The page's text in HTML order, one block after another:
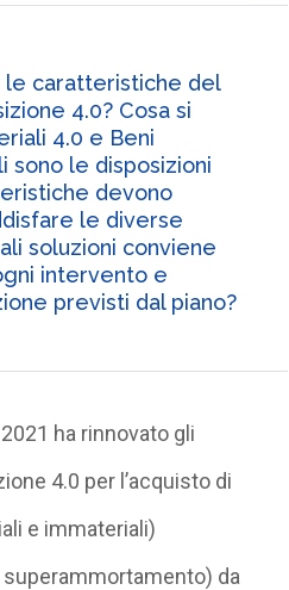
le caratteristiche del
4.0? Cosa si
4.0 e Beni
sono le disposizioni
devono
le diverse
soluzioni conviene
intervento e
previsti dal piano?
ha rinnovato gli
4.0 per l’acquisto di
e immateriali)
da